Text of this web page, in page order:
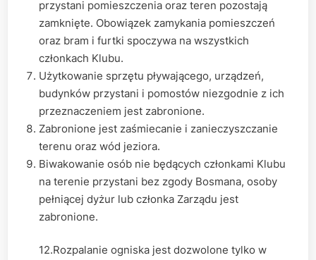
przystani pomieszczenia oraz teren pozostają
zamknięte. Obowiązek zamykania pomieszczeń
oraz bram i furtki spoczywa na wszystkich
członkach Klubu.
Użytkowanie sprzętu pływającego, urządzeń,
budynków przystani i pomostów niezgodnie z ich
przeznaczeniem jest zabronione.
Zabronione jest zaśmiecanie i zanieczyszczanie
terenu oraz wód jeziora.
Biwakowanie osób nie będących członkami Klubu
na terenie przystani bez zgody Bosmana, osoby
pełniącej dyżur lub członka Zarządu jest
zabronione.
12.Rozpalanie ogniska jest dozwolone tylko w